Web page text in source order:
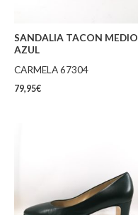
SANDALIA TACON MEDIO
AZUL
CARMELA 67304
79,95€